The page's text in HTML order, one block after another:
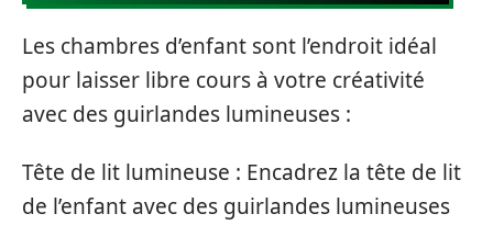
Les chambres d’enfant sont l’endroit idéal
pour laisser libre cours à votre créativité
avec des guirlandes lumineuses :
Tête de lit lumineuse : Encadrez la tête de lit
de l’enfant avec des guirlandes lumineuses